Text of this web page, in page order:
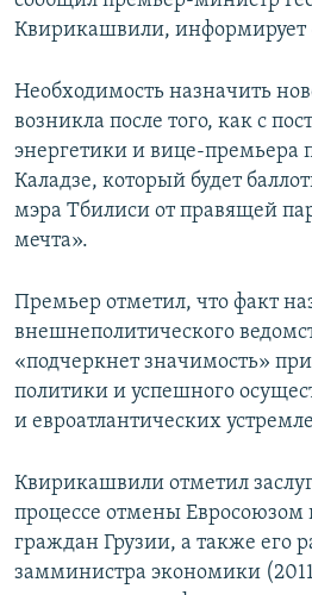
КУЛЬТУРА
СПОРТ
МИР
ПОЗИЦИЯ
БЛОГИ
ГОЛОСА
ФОТО
ПОДКАСТЫ
АРХИВ РАДИОПРОГРАММЫ
Все сайты РСЕ/РС
Квирикашвили, информирует
Необходимость назначить
возникла после того, как с
энергетики и вице-премьера
Каладзе, который будет
мэра Тбилиси от правящей
мечта».
Премьер отметил, что факт
внешнеполитического
«подчеркнет значимость»
политики и успешного
и евроатлантических
Квирикашвили отметил
процессе отмены Евросоюзом
граждан Грузии, а также его
замминистра экономики